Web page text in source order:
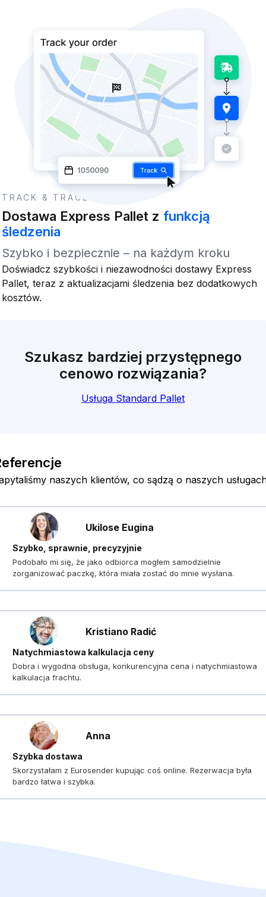
TRACK & TRACE
Dostawa Express Pallet z funkcją
śledzenia
Szybko i bezpiecznie – na każdym kroku
Doświadcz szybkości i niezawodności dostawy Express
Pallet, teraz z aktualizacjami śledzenia bez dodatkowych
kosztów.
Szukasz bardziej przystępnego
cenowo rozwiązania?
Usługa Standard Pallet
naszych klientów, co sądzą o naszych
Ukilose Eugina
Szybko, sprawnie, precyzyjnie
Podobało mi się, że jako odbiorca mogłem samodzielnie
zorganizować paczkę, która miała zostać do mnie wysłana.
Kristiano Radić
Natychmiastowa kalkulacja ceny
Dobra i wygodna obsługa, konkurencyjna cena i natychmiastowa
kalkulacja frachtu.
Anna
Szybka dostawa
Skorzystałam z Eurosender kupując coś online. Rezerwacja była
bardzo łatwa i szybka.